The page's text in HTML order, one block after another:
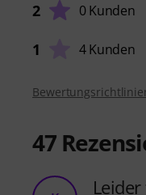
2 0 Kunden
1 4 Kunden
47